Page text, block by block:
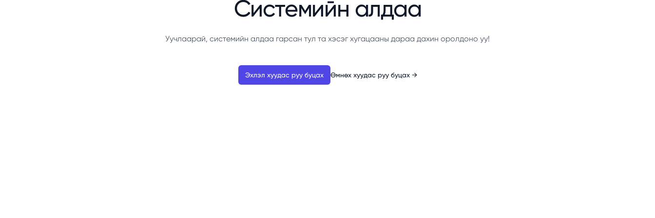
Системийн алдаа
Уучлаарай, системийн алдаа гарсан тул та хэсэг хугацааны дараа дахин оролдоно уу!
Эхлэл хуудас руу буцах Өмнөх хуудас руу буцах →